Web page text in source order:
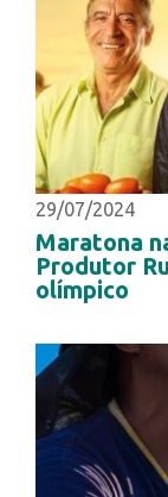
29/07/2024
Maratona
Produtor
olímpico